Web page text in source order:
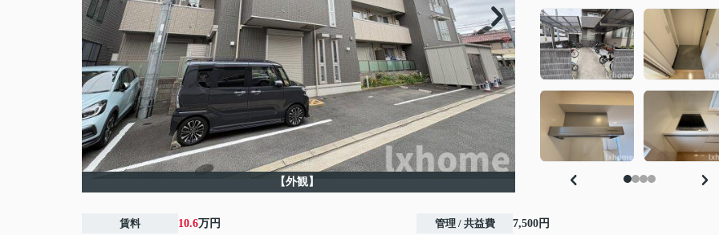
【外観】
賃料 10.6万円 管理 / 共益費 7,500円